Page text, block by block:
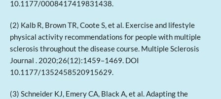
10.1177/0008417419831438.
(2) Kalb R, Brown TR, Coote S, et al. Exercise and lifestyle
physical activity recommendations for people with multiple
sclerosis throughout the disease course. Multiple Sclerosis
Journal . 2020;26(12):1459–1469. DOI
10.1177/1352458520915629.
(3) Schneider KJ, Emery CA, Black A, et al. Adapting the